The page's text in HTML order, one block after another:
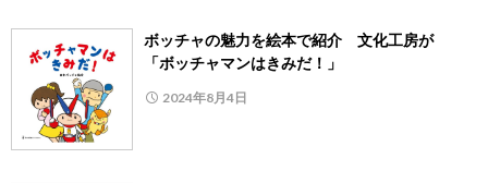
ボッチャの魅力を絵本で紹介 文化工房が
「ボッチャマンはきみだ！」
2024年8月4日